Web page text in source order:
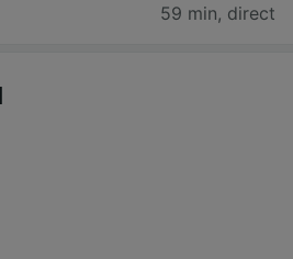
59 min, direct